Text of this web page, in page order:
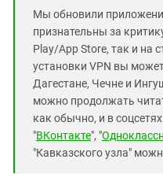
Мы обновили
признательны за
Play/App Store, так и на
установки VPN вы
Дагестане, Чечне и
можно продолжать
как обычно, и в соцсетях
"ВКонтакте", "
"Кавказского узла"